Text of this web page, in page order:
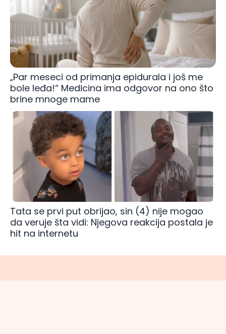
„Par meseci od primanja epidurala i još me
bole leđa!“ Medicina ima odgovor na ono što
brine mnoge mame
Tata se prvi put obrijao, sin (4) nije mogao
da veruje šta vidi: Njegova reakcija postala je
hit na internetu